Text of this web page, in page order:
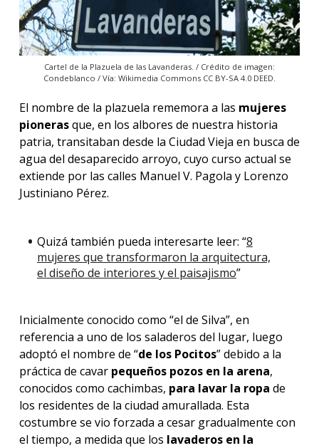
Cartel de la Plazuela de las Lavanderas. / Crédito de imagen:
Condeblanco / Vía: Wikimedia Commons CC BY-SA 4.0 DEED.
El nombre de la plazuela rememora a las mujeres
pionerasque, en los albores de nuestra historia
patria, transitaban desde la Ciudad Vieja en busca de
agua del desaparecido arroyo, cuyo curso actual se
extiende por las calles Manuel V. Pagola y Lorenzo
Justiniano Pérez.
Quizá también pueda interesarte leer: “8
mujeres que transformaron la arquitectura,
el diseño de interiores y el paisajismo”
Inicialmente conocido como “el de Silva”, en
referencia a uno de los saladeros del lugar, luego
adoptó el nombre de “de los Pocitos” debido a la
práctica de cavar pequeños pozos en la arena,
conocidos como cachimbas, para lavar la ropa de
los residentes de la ciudad amurallada. Esta
costumbre se vio forzada a cesar gradualmente con
el tiempo, a medida que los lavaderos en la